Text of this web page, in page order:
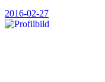
2016-02-27